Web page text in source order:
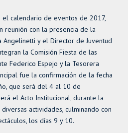
el calendario de eventos de 2017,
reunión con la presencia de la
Angelinetti y el Director de Juventud
la Comisión Fiesta de las
Federico Espejo y la Tesorera
fue la confirmación de la fecha
que será del 4 al 10 de
el Acto Institucional, durante la
actividades, culminando con
los días 9 y 10.